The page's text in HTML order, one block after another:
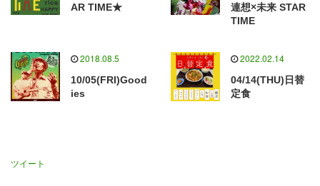
AR TIME★
連想×未来 STAR
TIME
2018.08.5
10/05(FRI)Good
ies
2022.02.14
04/14(THU)日替
定食
ツイート